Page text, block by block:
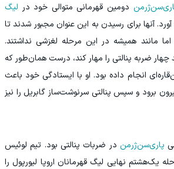
دومین قهرمانی متوالی خود در لیگ
آنها برای رسیدن به این عنوان مجبور شدند تا
اما مانند همیشه در این مرحله لغزشی نداشتند.
ضربه پنالتی را مهار کند، درست همان‌طور که
انجام داده بود. او با ایستادگی خود باعث
برود و سپس پنالتی سرنوشت‌ساز گابریل را نیز
پاری‌سن‌ژرمن در ضربات پنالتی بود. تیم لوئیس
یک‌هشتم نهایی لیگ قهرمانان اروپا لیورپول را